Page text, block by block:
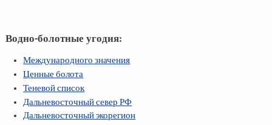
Водно-болотные угодия:
Международного значения
Ценные болота
Теневой список
Дальневосточный север РФ
Дальневосточный экорегион